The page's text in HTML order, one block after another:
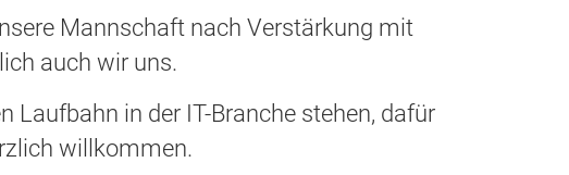
Mannschaft nach Verstärkung mit
auch wir uns.
Laufbahn in der IT-Branche stehen, dafür
willkommen.